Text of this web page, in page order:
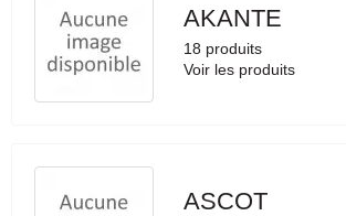
AKANTE
18 produits
Voir les produits
ASCOT